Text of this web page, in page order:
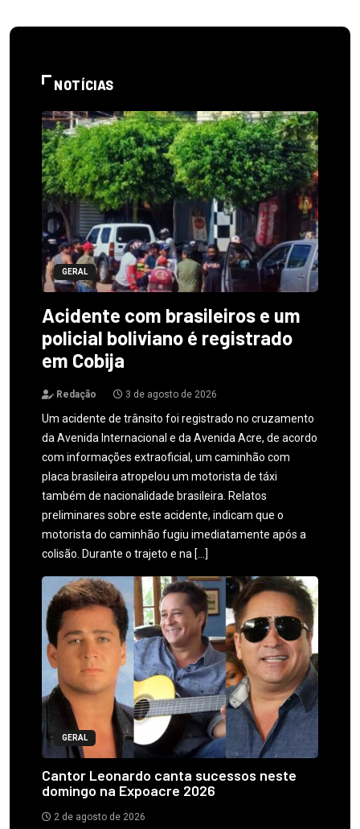
NOTÍCIAS
GERAL
Acidente com brasileiros e um
policial boliviano é registrado
em Cobija
Redação 3 de agosto de 2026
Um acidente de trânsito foi registrado no cruzamento
da Avenida Internacional e da Avenida Acre, de acordo
com informações extraoficial, um caminhão com
placa brasileira atropelou um motorista de táxi
também de nacionalidade brasileira. Relatos
preliminares sobre este acidente, indicam que o
motorista do caminhão fugiu imediatamente após a
colisão. Durante o trajeto e na […]
GERAL
Cantor Leonardo canta sucessos neste
domingo na Expoacre 2026
2 de agosto de 2026